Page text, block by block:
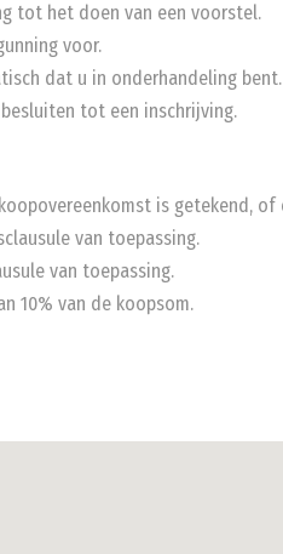
tot het doen van een voorstel.
voor.
dat u in onderhandeling bent.
tot een inschrijving.
is getekend,
van toepassing.
van toepassing.
10% van de koopsom.